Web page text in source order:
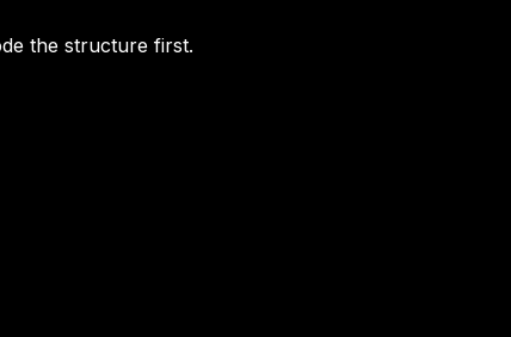
the structure first.